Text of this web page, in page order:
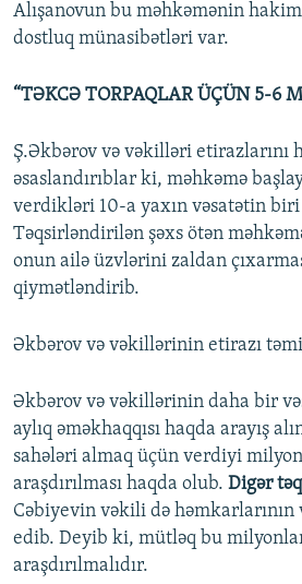
Alışanovun bu məhkəmənin
dostluq münasibətləri var.
“TƏKCƏ TORPAQLAR ÜÇÜN 5-6
Ş.Əkbərov və vəkilləri etirazlarını
əsaslandırıblar ki, məhkəmə
verdikləri 10-a yaxın vəsatətin biri
Təqsirləndirilən şəxs ötən
onun ailə üzvlərini zaldan
qiymətləndirib.
Əkbərov və vəkillərinin etirazı
Əkbərov və vəkillərinin daha bir
aylıq əməkhaqqısı haqda arayış
sahələri almaq üçün verdiyi
araşdırılması haqda olub. Digər
Cəbiyevin vəkili də
edib. Deyib ki, mütləq bu
araşdırılmalıdır.